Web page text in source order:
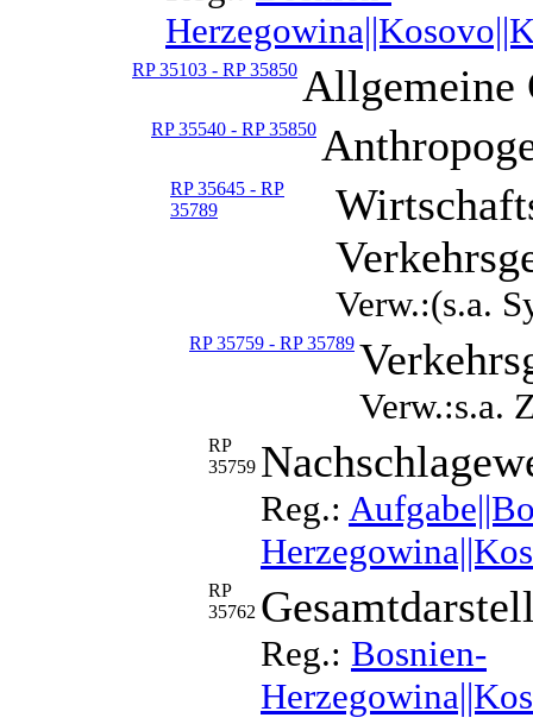
RP 35103 - RP 35850 Allgemeine
RP 35540 - RP 35850
RP 35645 - RP
35789
Verw.:(s.a.
RP 35759 - RP 35789
Verw.:s.a.
RP
35759
Reg.:
RP
35762
Reg.: Bosnien-